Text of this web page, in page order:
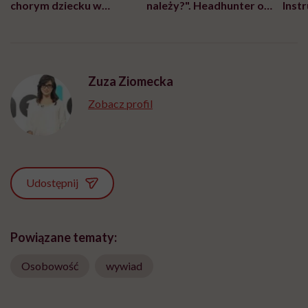
chorym dziecku w
należy?". Headhunter o
Zuza Ziomecka
Zobacz profil
Udostępnij
Powiązane tematy:
Osobowość wywiad